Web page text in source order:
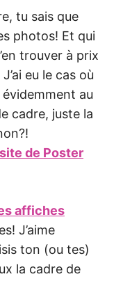
tu sais que
photos! Et qui
trouver à prix
eu le cas où
au
cadre, juste la
de Poster
affiches
J’aime
ton (ou tes)
la cadre de